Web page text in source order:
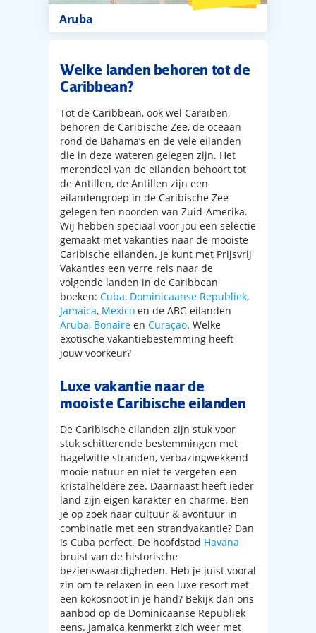
aruba
Welke landen behoren tot de
Caribbean?
Tot de Caribbean, ook wel Caraïben,
behoren de Caribische Zee, de oceaan
rond de Bahama’s en de vele eilanden
die in deze wateren gelegen zijn. Het
merendeel van de eilanden behoort tot
de Antillen, de Antillen zijn een
eilandengroep in de Caribische Zee
gelegen ten noorden van Zuid-Amerika.
Wij hebben speciaal voor jou een selectie
gemaakt met vakanties naar de mooiste
Caribische eilanden. Je kunt met Prijsvrij
Vakanties een verre reis naar de
volgende landen in de Caribbean
boeken: Cuba, Dominicaanse Republiek,
Jamaica, Mexico en de ABC-eilanden
Aruba, Bonaire en Curaçao. Welke
exotische vakantiebestemming heeft
jouw voorkeur?
Luxe vakantie naar de
mooiste Caribische eilanden
De Caribische eilanden zijn stuk voor
stuk schitterende bestemmingen met
hagelwitte stranden, verbazingwekkend
mooie natuur en niet te vergeten een
kristalheldere zee. Daarnaast heeft ieder
land zijn eigen karakter en charme. Ben
je op zoek naar cultuur & avontuur in
combinatie met een strandvakantie? Dan
is Cuba perfect. De hoofdstad Havana
bruist van de historische
bezienswaardigheden. Heb je juist vooral
zin om te relaxen in een luxe resort met
een kokosnoot in je hand? Bekijk dan ons
aanbod op de Dominicaanse Republiek
eens. Jamaica kenmerkt zich weer met